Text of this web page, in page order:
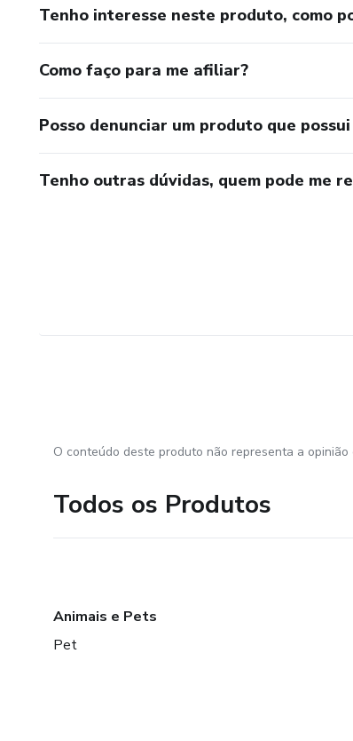
Tenho interesse neste produto, como
Como faço para me afiliar?
Posso denunciar um produto que
Tenho outras dúvidas, quem pode me
O conteúdo deste produto não representa a
Todos os Produtos
Animais e Pets
Pet